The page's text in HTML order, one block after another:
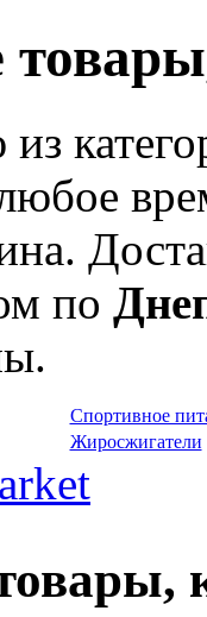
по
Спортивное
Жиросжигатели